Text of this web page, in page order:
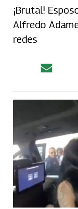
¡Brutal!
Alfredo
redes